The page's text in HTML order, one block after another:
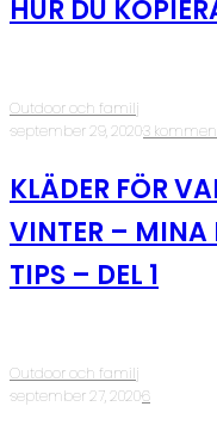
HUR DU
Outdoor och familj
·september 29, 2020·3
KLÄDER FÖR
VINTER – MINA
TIPS – DEL 1
Outdoor och familj
·september 27, 2020·6